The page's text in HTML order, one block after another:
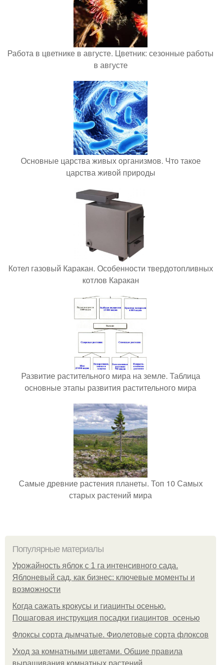
Работа в цветнике в августе. Цветник: сезонные работы
в августе
Основные царства живых организмов. Что такое
царства живой природы
Котел газовый Каракан. Особенности твердотопливных
котлов Каракан
Развитие растительного мира на земле. Таблица
основные этапы развития растительного мира
Самые древние растения планеты. Топ 10 Самых
старых растений мира
Популярные материалы
Урожайность яблок с 1 га интенсивного сада.
Яблоневый сад, как бизнес: ключевые моменты и
возможности
Когда сажать крокусы и гиацинты осенью.
Пошаговая инструкция посадки гиацинтов осенью
Флоксы сорта дымчатые. Фиолетовые сорта флоксов
Уход за комнатными цветами. Общие правила
выращивания комнатных растений